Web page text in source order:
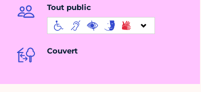
Tout public
Couvert